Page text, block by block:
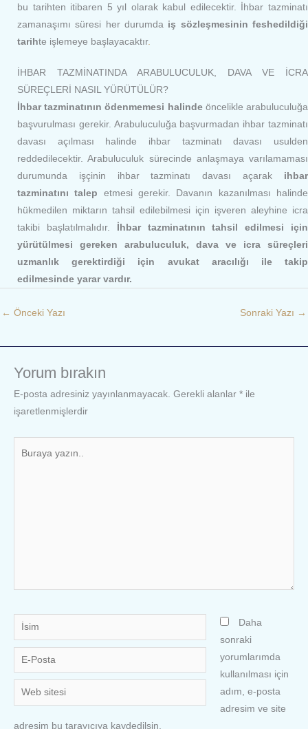
bu tarihten itibaren 5 yıl olarak kabul edilecektir. İhbar tazminatı
zamanaşımı süresi her durumda iş sözleşmesinin feshedildiği
tarihte işlemeye başlayacaktır.
İHBAR TAZMİNATINDA ARABULUCULUK, DAVA VE İCRA
SÜREÇLERİ NASIL YÜRÜTÜLÜR?
İhbar tazminatının ödenmemesi halindeöncelikle arabuluculuğa
başvurulması gerekir. Arabuluculuğa başvurmadan ihbar tazminatı
davası açılması halinde ihbar tazminatı davası usulden
reddedilecektir. Arabuluculuk sürecinde anlaşmaya varılamaması
durumunda işçinin ihbar tazminatı davası açarak ihbar
tazminatını talep etmesi gerekir. Davanın kazanılması halinde
hükmedilen miktarın tahsil edilebilmesi için işveren aleyhine icra
takibi başlatılmalıdır.
İhbar tazminatının tahsil edilmesi için
yürütülmesi gereken arabuluculuk, dava ve icra süreçleri
uzmanlık gerektirdiği için avukat aracılığı ile takip
edilmesinde yarar vardır.
← Önceki Yazı Sonraki Yazı →
Yorum bırakın
E-posta adresiniz yayınlanmayacak. Gerekli alanlar * ile
işaretlenmişlerdir
İsim
E-
Posta
Web
sitesi
Daha
sonraki
yorumlarımda
kullanılması için
adım, e-posta
adresim ve site
adresim bu tarayıcıya kaydedilsin.